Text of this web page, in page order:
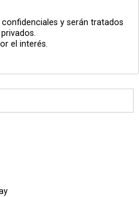
y serán tratados
el interés.